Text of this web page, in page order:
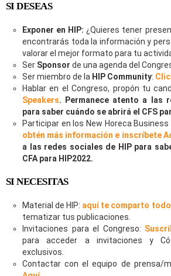
SI DESEAS
Exponer en HIP: ¿Quieres tener
encontrarás toda la información y
valorar el mejor formato para tu
Ser Sponsor de una agenda del
Ser miembro de la HIP Community:
Hablar en el Congreso, propón tu
Speakers. Permanece atento a las
para saber cuándo se abrirá el CFS
Participar en los New Horeca Business
obtén más información e inscríbete
a las redes sociales de HIP para
CFA para HIP2022.
SI NECESITAS
Material de HIP: aquí te comparto
tematizar tus publicaciones.
Invitaciones para el Congreso:
para acceder a invitaciones y
exclusivos.
Contactar con el equipo de prensa/